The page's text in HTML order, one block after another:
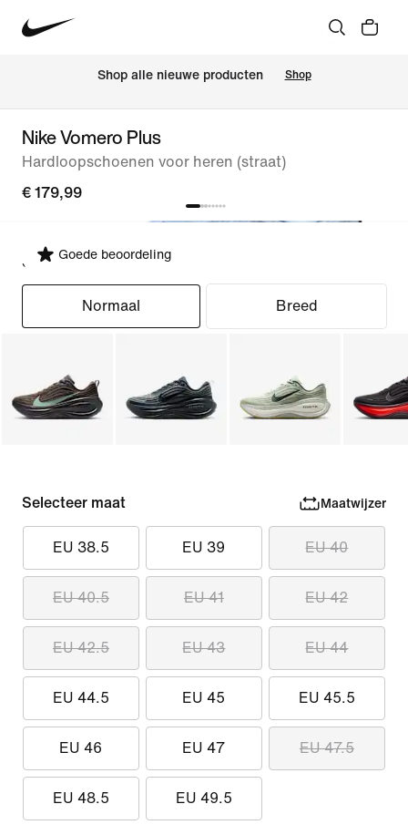
Shop alle nieuwe producten Shop
Nike Vomero Plus
Hardloopschoenen voor heren (straat)
€ 179,99
Goede beoordeling
Selecteer pasvorm
Normaal Breed
Selecteer maat Maatwijzer
EU 38.5 EU 39 EU 40
EU 40.5 EU 41 EU 42
EU 42.5 EU 43 EU 44
EU 44.5 EU 45 EU 45.5
EU 46 EU 47 EU 47.5
EU 48.5 EU 49.5